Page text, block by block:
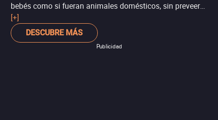
bebés como si fueran animales domésticos, sin preveer
que al cabo de poco tiempo, los cocodrilos comenzarán
a ver a la familia como su alimento. Tercera parte de la
saga Lake Placid (Mandíbulas), que argumentalmente no
[+]
DESCUBRE MÁS
Publicidad